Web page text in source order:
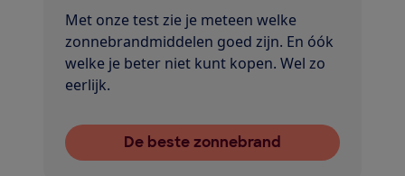
Met onze test zie je meteen welke
zonnebrandmiddelen goed zijn. En óók
welke je beter niet kunt kopen. Wel zo
eerlijk.
De beste zonnebrand